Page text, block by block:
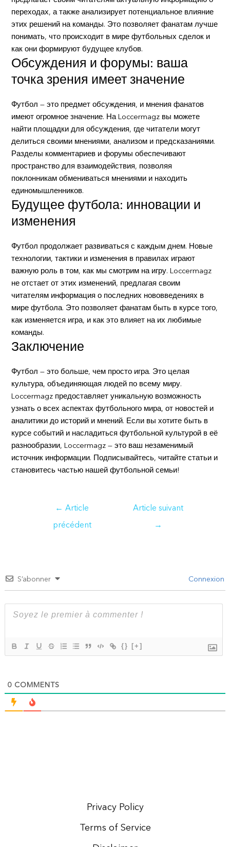
переходах, а также анализирует потенциальное влияние
этих решений на команды. Это позволяет фанатам лучше
понимать, что происходит в мире футбольных сделок и
как они формируют будущее клубов.
Обсуждения и форумы: ваша
точка зрения имеет значение
Футбол — это предмет обсуждения, и мнения фанатов
имеют огромное значение. На Loccermagz вы можете
найти площадки для обсуждения, где читатели могут
делиться своими мнениями, анализом и предсказаниями.
Разделы комментариев и форумы обеспечивают
пространство для взаимодействия, позволяя
поклонникам обмениваться мнениями и находить
единомышленников.
Будущее футбола: инновации и
изменения
Футбол продолжает развиваться с каждым днем. Новые
технологии, тактики и изменения в правилах играют
важную роль в том, как мы смотрим на игру. Loccermagz
не отстает от этих изменений, предлагая своим
читателям информация о последних нововведениях в
мире футбола. Это позволяет фанатам быть в курсе того,
как изменяется игра, и как это влияет на их любимые
команды.
Заключение
Футбол — это больше, чем просто игра. Это целая
культура, объединяющая людей по всему миру.
Loccermagz предоставляет уникальную возможность
узнать о всех аспектах футбольного мира, от новостей и
аналитики до историй и мнений. Если вы хотите быть в
курсе событий и насладиться футбольной культурой в её
разнообразии, Loccermagz — это ваш незаменимый
источник информации. Подписывайтесь, читайте статьи и
становитесь частью нашей футбольной семьи!
← Article
précédent
Article suivant
→
S’abonner Connexion
{} [+]
0COMMENTS
Privacy Policy
Terms of Service